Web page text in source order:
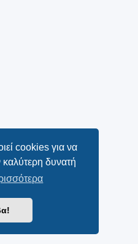
cookies για να
καλύτερη δυνατή